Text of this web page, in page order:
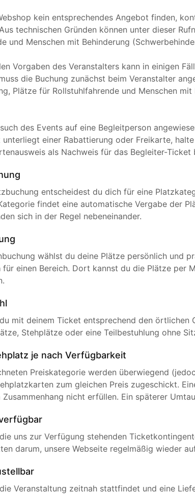
kein entsprechendes Angebot finden,
technischen Gründen können unter dieser
und Menschen mit Behinderung
Vorgaben des Veranstalters kann in einigen
die Buchung zunächst beim Veranstalter
Plätze für Rollstuhlfahrende und Menschen
des Events auf eine Begleitperson
unterliegt einer Rabattierung oder Freikarte,
als Nachweis für das Begleiter-
entscheidest du dich für eine
findet eine automatische Vergabe der
sich in der Regel nebeneinander.
wählst du deine Plätze persönlich und
einen Bereich. Dort kannst du die Plätze per
mit deinem Ticket entsprechend den örtlichen
Stehplätze oder eine Teilbestuhlung ohne
je nach Verfügbarkeit
Preiskategorie werden überwiegend
zum gleichen Preis zugeschickt.
Zusammenhang nicht erfüllen. Ein späterer
uns zur Verfügung stehenden
darum, unsere Webseite regelmäßig wieder
Veranstaltung zeitnah stattfindet und eine